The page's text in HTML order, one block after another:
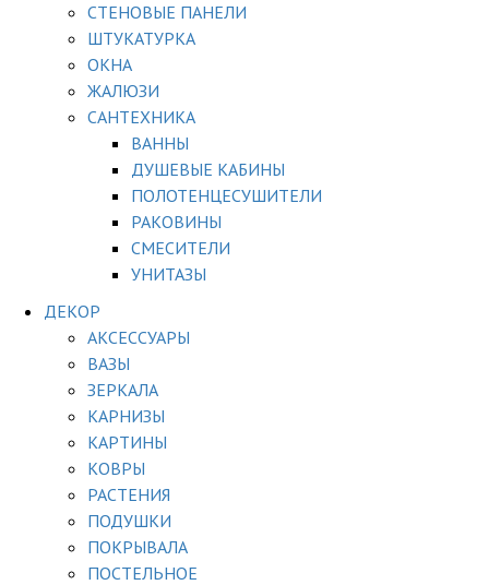
СТЕНОВЫЕ ПАНЕЛИ
ШТУКАТУРКА
ОКНА
ЖАЛЮЗИ
САНТЕХНИКА
ВАННЫ
ДУШЕВЫЕ КАБИНЫ
ПОЛОТЕНЦЕСУШИТЕЛИ
РАКОВИНЫ
СМЕСИТЕЛИ
УНИТАЗЫ
ДЕКОР
АКСЕССУАРЫ
ВАЗЫ
ЗЕРКАЛА
КАРНИЗЫ
КАРТИНЫ
КОВРЫ
РАСТЕНИЯ
ПОДУШКИ
ПОКРЫВАЛА
ПОСТЕЛЬНОЕ